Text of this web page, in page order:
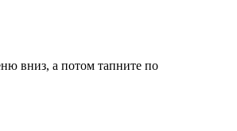
вниз, а потом тапните по